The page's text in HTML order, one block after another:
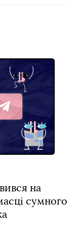
на
сумного